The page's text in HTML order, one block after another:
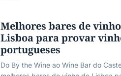
Melhores bares de
Lisboa para provar
portugueses
Do By the Wine ao Wine Bar do